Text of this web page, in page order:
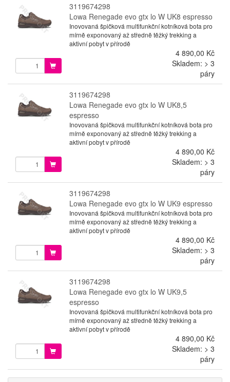
3119674298
Lowa Renegade evo gtx lo W UK8 espresso
Inovovaná špičková multifunkční kotníková bota pro
mírně exponovaný až středně těžký trekking a
aktivní pobyt v přírodě
4 890,00 Kč
Skladem: > 3
páry
3119674298
Lowa Renegade evo gtx lo W UK8,5
espresso
Inovovaná špičková multifunkční kotníková bota pro
mírně exponovaný až středně těžký trekking a
aktivní pobyt v přírodě
4 890,00 Kč
Skladem: > 3
páry
3119674298
Lowa Renegade evo gtx lo W UK9 espresso
Inovovaná špičková multifunkční kotníková bota pro
mírně exponovaný až středně těžký trekking a
aktivní pobyt v přírodě
4 890,00 Kč
Skladem: > 3
páry
3119674298
Lowa Renegade evo gtx lo W UK9,5
espresso
Inovovaná špičková multifunkční kotníková bota pro
mírně exponovaný až středně těžký trekking a
aktivní pobyt v přírodě
4 890,00 Kč
Skladem: > 3
páry